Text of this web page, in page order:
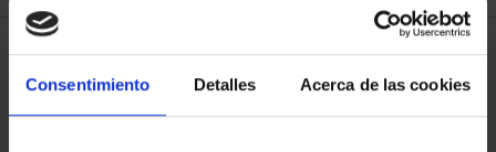
Consentimiento Detalles Acerca de las cookies
5 Productos encontrados